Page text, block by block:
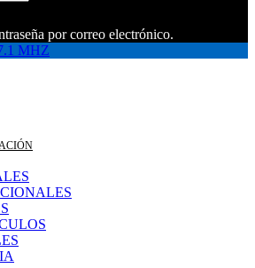
por correo electrónico.
MHZ